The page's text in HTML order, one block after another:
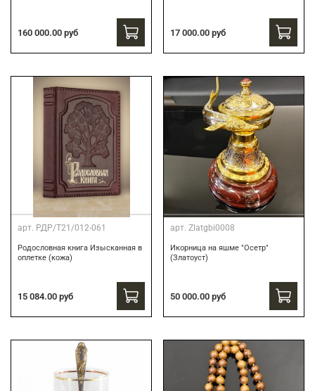
160 000.00 руб 17 000.00 руб
арт. РДР/Т21/012-061
Родословная книга Изысканная в
оплетке (кожа)
15 084.00 руб
арт. Zlatgbi0008
Икорница на яшме "Осетр"
(Златоуст)
50 000.00 руб